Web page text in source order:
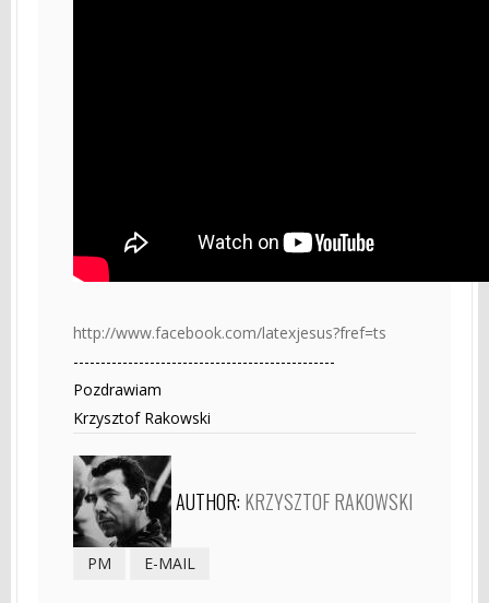
http://www.facebook.com/latexjesus?fref=ts
------------------------------------------------
Pozdrawiam
Krzysztof Rakowski
AUTHOR: KRZYSZTOF RAKOWSKI
PM E-MAIL